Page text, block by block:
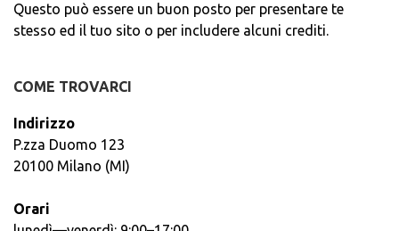
Questo può essere un buon posto per presentare te
stesso ed il tuo sito o per includere alcuni crediti.
COME TROVARCI
Indirizzo
P.zza Duomo 123
20100 Milano (MI)
Orari